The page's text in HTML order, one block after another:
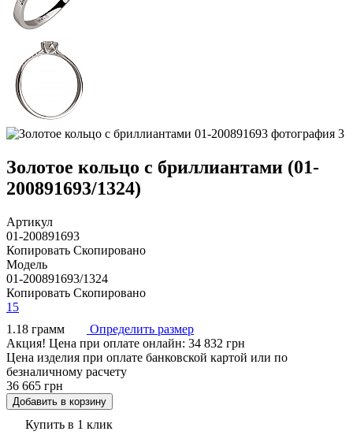
Золотое кольцо с бриллиантами (01-
200891693/1324)
Артикул
01-200891693
Копировать Скопировано
Модель
01-200891693/1324
Копировать Скопировано
15
1.18 грамм
Определить размер
Акция! Цена при оплате онлайн: 34 832 грн
Цена изделия при оплате банковской картой или по
безналичному расчету
36 665 грн
Добавить в корзину
Купить в 1 клик